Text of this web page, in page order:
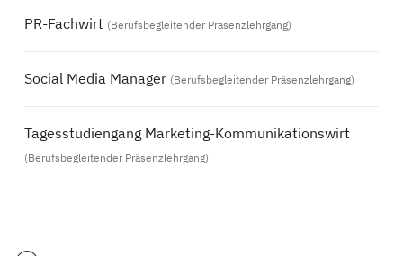
PR-Fachwirt (Berufsbegleitender Präsenzlehrgang)
Social Media Manager (Berufsbegleitender Präsenzlehrgang)
Tagesstudiengang Marketing-Kommunikationswirt
(Berufsbegleitender Präsenzlehrgang)